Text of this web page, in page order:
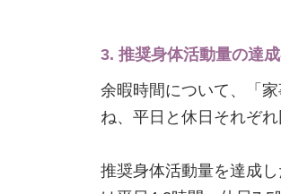
3. 推奨身体活動量の達
余暇時間について、「
ね、平日と休日それぞれ
推奨身体活動量を達成